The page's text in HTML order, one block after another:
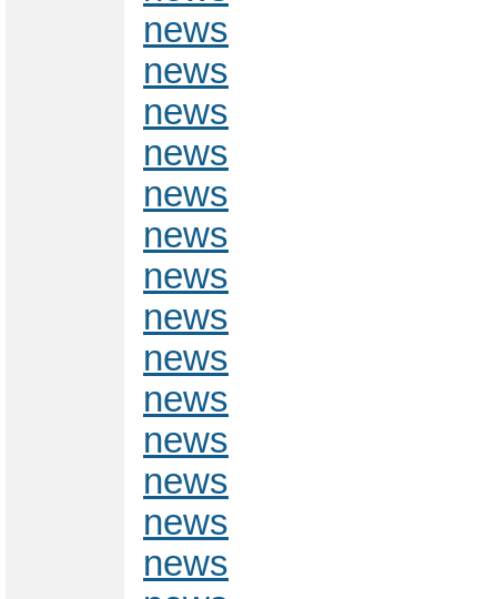
news
news
news
news
news
news
news
news
news
news
news
news
news
news